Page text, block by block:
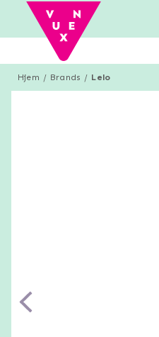
Hjem Brands Lelo